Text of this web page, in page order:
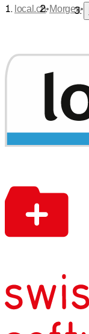
local.ch•Morges•